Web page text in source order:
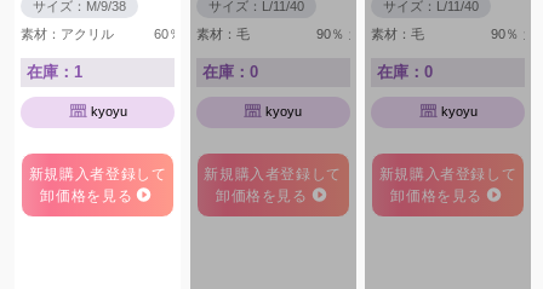
サイズ：M/9/38
素材：アクリル 60％ 毛 40％
在庫：1
kyoyu
新規購入者登録して
卸価格を見る
サイズ：L/11/40
素材：毛 90％ カシミヤ 10％
在庫：0
kyoyu
新規購入者登録して
卸価格を見る
サイズ：L/11/40
素材：毛 90％ カ
在庫：0
kyoyu
新規購入者登録して
卸価格を見る